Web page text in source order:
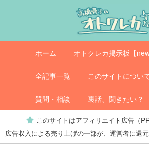
へ
動
オトクレカ
ュ
ホーム オトクレカ掲示板【
全記事一覧 このサイトについ
質問・相談 裏話、聞きたい？
このサイトはアフィリエイト広告（
広告収入による売り上げの一部が、運営者に還